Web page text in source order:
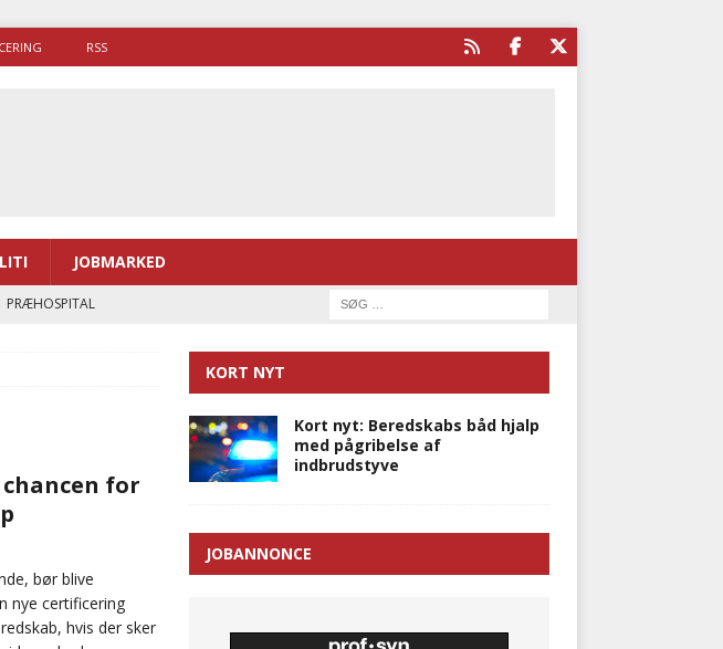
RSS
JOBMARKED
PRÆHOSPITAL
andel fortsætterfor
bør blive
nye certificering
hvis der sker
KORT NYT
Kort nyt: Beredskabs båd hjalp
med pågribelse af
indbrudstyve
JOBANNONCE